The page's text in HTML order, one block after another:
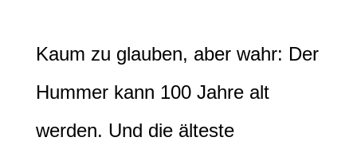
Kaum zu glauben, aber wahr: Der
Hummer kann 100 Jahre alt
werden. Und die älteste